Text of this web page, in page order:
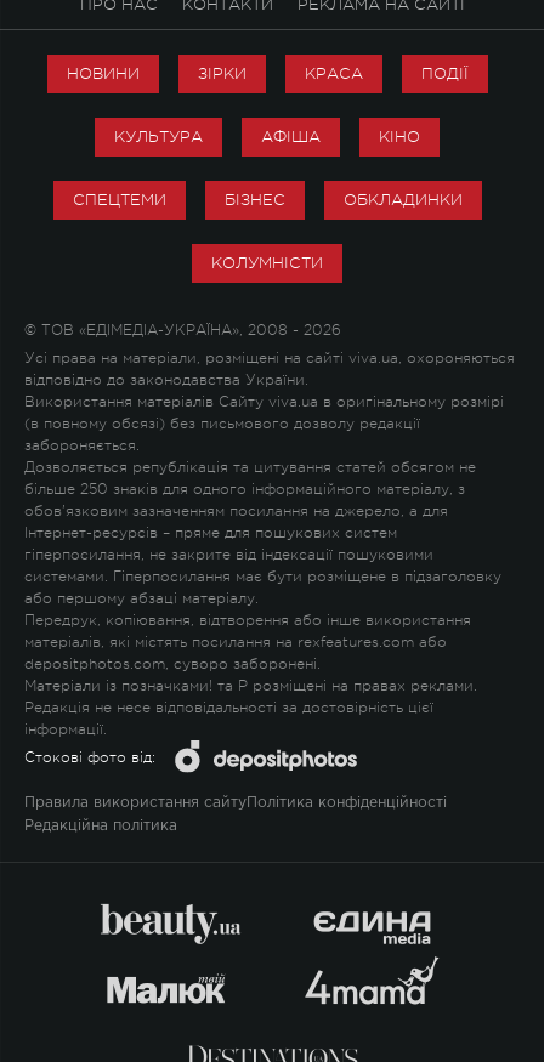
ПРО НАС КОНТАКТИ РЕКЛАМА НА САЙТІ
НОВИНИ ЗІРКИ КРАСА ПОДІЇ
КУЛЬТУРА АФІША КІНО
СПЕЦТЕМИ БІЗНЕС ОБКЛАДИНКИ
КОЛУМНІСТИ
© ТОВ «ЕДІМЕДІА-УКРАЇНА», 2008 - 2026
Усі права на матеріали, розміщені на сайті viva.ua, охороняються
відповідно до законодавства України.
Використання матеріалів Сайту viva.ua в оригінальному розмірі
(в повному обсязі) без письмового дозволу редакції
забороняється.
Дозволяється републікація та цитування статей обсягом не
більше 250 знаків для одного інформаційного матеріалу, з
обов'язковим зазначенням посилання на джерело, а для
Інтернет-ресурсів – пряме для пошукових систем
гіперпосилання, не закрите від індексації пошуковими
системами. Гіперпосилання має бути розміщене в підзаголовку
або першому абзаці матеріалу.
Передрук, копіювання, відтворення або інше використання
матеріалів, які містять посилання на rexfeatures.com або
depositphotos.com, суворо заборонені.
Матеріали із позначками! та P розміщені на правах реклами.
Редакція не несе відповідальності за достовірність цієї
інформації.
Стокові фото від:
Правила використання сайту Політика конфіденційності
Редакційна політика